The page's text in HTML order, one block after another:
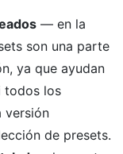
— en la
son una parte
ya que ayudan
todos los
versión
de presets.